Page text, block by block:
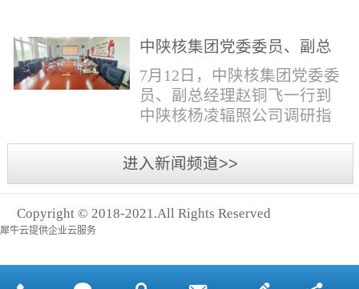
子工程社招5何晔女1979年10
月本科西安财经学院工商管
理社招6张柳怡女1998...
如下：一、招聘岗位及人数
见附件1二、招聘范围（1）
社会招聘：面向社会招聘。
（2）应届生招聘：国家计划
内统一招收的全日制院校应
届毕业生，重点院校应届毕
业生优先；回国一年内取得
国家教育部出具的学历（学
三、招聘流程（一）个人报
中陕核集团党委委员、副总
经理赵铜飞一行到中陕核杨
凌辐照公司调研指导工作
7月12日，中陕核集团党委委
员、副总经理赵铜飞一行到
中陕核杨凌辐照公司调研指
息部部长赵磊，中陕核核盛
公司执行董事张鹏，核盛公
执行董事李奎等陪同调研。
进入新闻频道>>
Copyright © 2018-2021.All Rights Reserved
犀牛云提供企业云服务